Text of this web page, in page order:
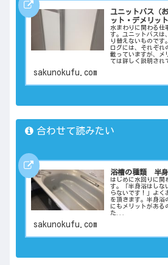
ユニットバス（
ット・デメリット
水まわりに関わる仕
す。ユニットバスは
り替えないものです
ログには、それぞれ
載っていますが、メ
ては詳しく説明され
sakunokufu.com
合わせて読みたい
浴槽の種類 半
はじめに水回りに関
す。「半身浴はしな
らないです！」よく
を頂きます。半身浴
にもメリットがある
た...
sakunokufu.com